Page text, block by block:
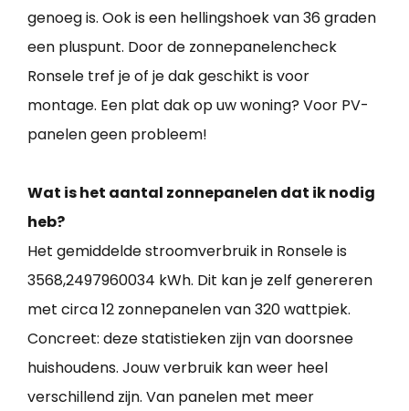
genoeg is. Ook is een hellingshoek van 36 graden
een pluspunt. Door de zonnepanelencheck
Ronsele tref je of je dak geschikt is voor
montage. Een plat dak op uw woning? Voor PV-
panelen geen probleem!
Wat is het aantal zonnepanelen dat ik nodig
heb?
Het gemiddelde stroomverbruik in Ronsele is
3568,2497960034 kWh. Dit kan je zelf genereren
met circa 12 zonnepanelen van 320 wattpiek.
Concreet: deze statistieken zijn van doorsnee
huishoudens. Jouw verbruik kan weer heel
verschillend zijn. Van panelen met meer